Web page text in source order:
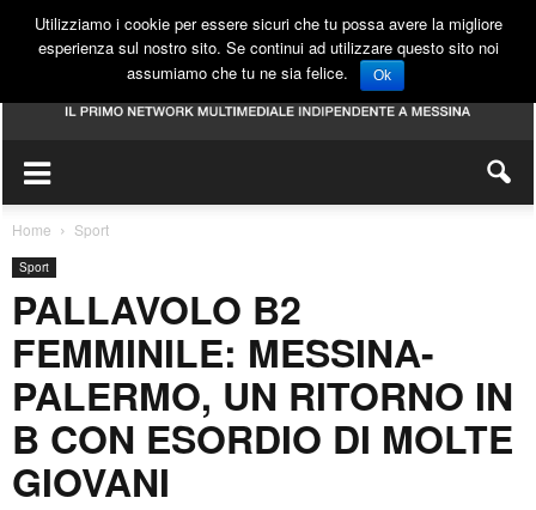
Home Sport
Sport
PALLAVOLO B2
FEMMINILE: MESSINA-
PALERMO, UN RITORNO IN
B CON ESORDIO DI MOLTE
GIOVANI
Utilizziamo i cookie per essere sicuri che tu possa avere la migliore
esperienza sul nostro sito. Se continui ad utilizzare questo sito noi
assumiamo che tu ne sia felice.
Ok